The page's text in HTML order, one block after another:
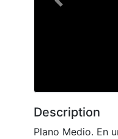
Previous
Description
Plano Medio. En